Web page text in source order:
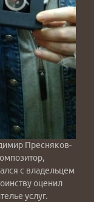
Пресняков-
с владельцем
оценил
услуг.